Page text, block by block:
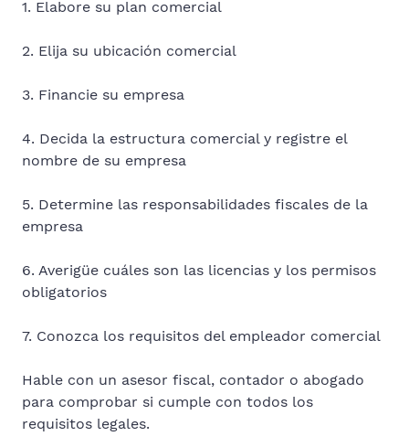
1. Elabore su plan comercial
2. Elija su ubicación comercial
3. Financie su empresa
4. Decida la estructura comercial y registre el
nombre de su empresa
5. Determine las responsabilidades fiscales de la
empresa
6. Averigüe cuáles son las licencias y los permisos
obligatorios
7. Conozca los requisitos del empleador comercial
Hable con un asesor fiscal, contador o abogado
para comprobar si cumple con todos los
requisitos legales.